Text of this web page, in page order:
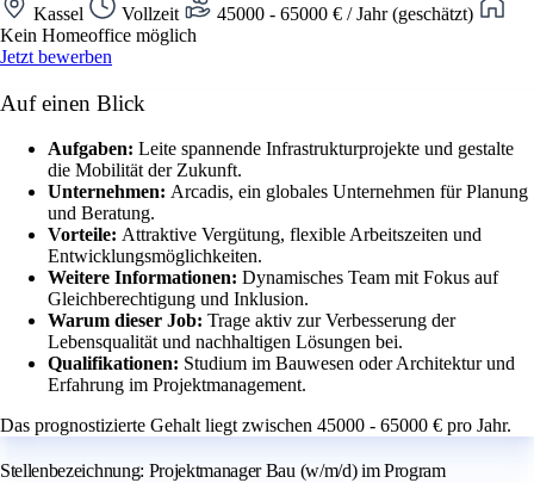
Kassel Vollzeit
45000 - 65000 € / Jahr (geschätzt)
Kein Homeoffice möglich
Jetzt bewerben
Auf einen Blick
Aufgaben: Leite spannende Infrastrukturprojekte und gestalte
die Mobilität der Zukunft.
Unternehmen: Arcadis, ein globales Unternehmen für Planung
und Beratung.
Vorteile: Attraktive Vergütung, flexible Arbeitszeiten und
Entwicklungsmöglichkeiten.
Weitere Informationen: Dynamisches Team mit Fokus auf
Gleichberechtigung und Inklusion.
Warum dieser Job: Trage aktiv zur Verbesserung der
Lebensqualität und nachhaltigen Lösungen bei.
Qualifikationen: Studium im Bauwesen oder Architektur und
Erfahrung im Projektmanagement.
Das prognostizierte Gehalt liegt zwischen 45000 - 65000 € pro Jahr.
Stellenbezeichnung: Projektmanager Bau (w/m/d) im Program